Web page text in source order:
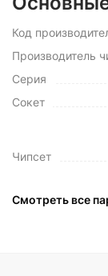
Код
Производитель
Серия
Сокет
Чипсет
Смотреть все